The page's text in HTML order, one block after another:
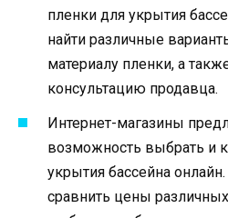
пленки для укрытия
найти различные
материалу пленки, а
консультацию продавца.
Интернет-магазины
возможность выбрать и
укрытия бассейна
сравнить цены